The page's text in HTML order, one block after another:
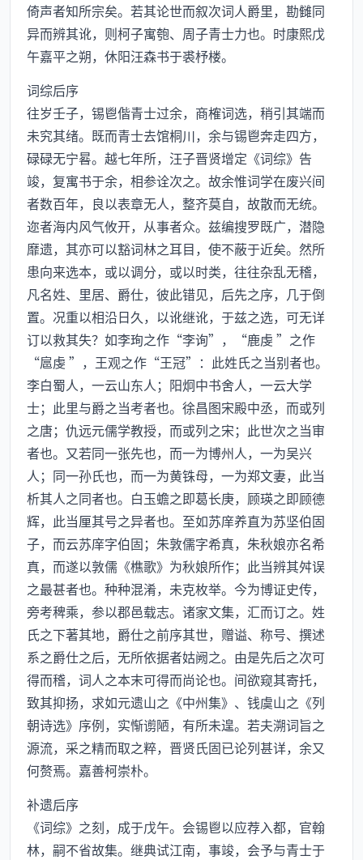
倚声者知所宗矣。若其论世而叙次词人爵里，勘雠同
异而辨其讹，则柯子寓匏、周子青士力也。时康熙戊
午嘉平之朔，休阳汪森书于裘杼楼。
词综后序
往岁壬子，锡鬯偕青士过余，商榷词选，稍引其端而
未究其绪。既而青士去馆桐川，余与锡鬯奔走四方，
碌碌无宁晷。越七年所，汪子晋贤增定《词综》告
竣，复寓书于余，相参诠次之。故余惟词学在废兴间
者数百年，良以表章无人，整齐莫自，故散而无统。
迩者海内风气攸开，从事者众。兹编搜罗既广，潜隐
靡遗，其亦可以豁词林之耳目，使不蔽于近矣。然所
患向来选本，或以调分，或以时类，往往杂乱无稽，
凡名姓、里居、爵仕，彼此错见，后先之序，几于倒
置。况重以相沿日久，以讹继讹，于兹之选，可无详
订以救其失？如李珣之作“李询”，“鹿虔 ”之作
“扈虔 ”，王观之作“王冠”：此姓氏之当别者也。
李白蜀人，一云山东人；阳炯中书舍人，一云大学
士；此里与爵之当考者也。徐昌图宋殿中丞，而或列
之唐；仇远元儒学教授，而或列之宋；此世次之当审
者也。又若同一张先也，而一为博州人，一为吴兴
人；同一孙氏也，而一为黄铢母，一为郑文妻，此当
析其人之同者也。白玉蟾之即葛长庚，顾瑛之即顾德
辉，此当厘其号之异者也。至如苏庠养直为苏坚伯固
子，而云苏庠字伯固；朱敦儒字希真，朱秋娘亦名希
真，而遂以敦儒《樵歌》为秋娘所作；此当辨其舛误
之最甚者也。种种混淆，未克枚举。今为博证史传，
旁考稗乘，参以郡邑载志。诸家文集，汇而订之。姓
氏之下著其地，爵仕之前序其世，赠谥、称号、撰述
系之爵仕之后，无所依据者姑阙之。由是先后之次可
得而稽，词人之本末可得而尚论也。间欲窥其寄托，
致其抑扬，求如元遗山之《中州集》、钱虞山之《列
朝诗选》序例，实惭谫陋，有所未遑。若夫溯词旨之
源流，采之精而取之粹，晋贤氏固已论列甚详，余又
何赘焉。嘉善柯崇朴。
补遗后序
《词综》之刻，成于戊午。会锡鬯以应荐入都，官翰
林，嗣不省故集。继典试江南，事竣，会予与青士于